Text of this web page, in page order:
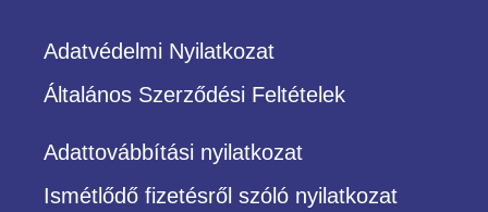
Adatvédelmi Nyilatkozat
Általános Szerződési Feltételek
Adattovábbítási nyilatkozat
Ismétlődő fizetésről szóló nyilatkozat